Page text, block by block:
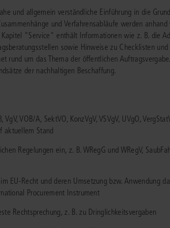
Fachgebiet passen.
Notare
Öffentliches Dienstrecht
Steuerrecht
Verkehrsrecht
JURIS AKADEMIE
Qualifiziert und zertifiziert: Online-
Fortbildungenfür Fachanwältein allen
wichtigen Fachgebieten.
Online-Produktberater
und allgemein verständliche Einführung in die
und Verfahrensabläufe werden
"Service" enthält Informationen wie z. B. die
sowie Hinweise zu Checklisten und
rund um das Thema der öffentlichen
der nachhaltigen Beschaffung.
VOB/A, SektVO, KonzVgV, VSVgV, UVgO,
aktuellem Stand
Regelungen ein, z. B. WRegG und WRegV,
EU-Recht und deren Umsetzung bzw. Anwendung
Procurement Instrument
Rechtsprechung, z. B. zu Dringlichkeitsvergaben